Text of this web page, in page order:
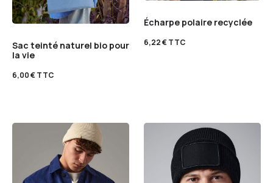
Sac teinté naturel bio pour
la vie
6,00€TTC
Écharpe polaire recyclée
6,22€TTC